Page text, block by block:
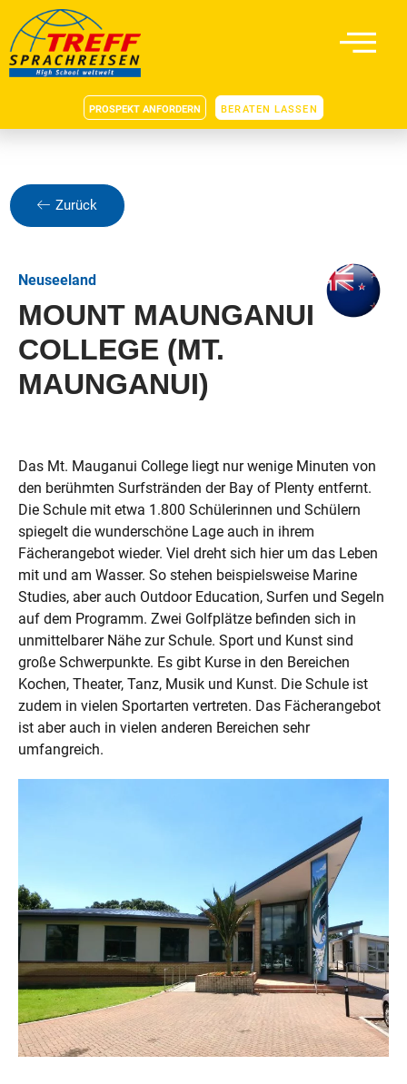
PROSPEKT ANFORDERN BERATEN LASSEN
Zurück
Neuseeland
MOUNT MAUNGANUI
COLLEGE (MT.
MAUNGANUI)
Das Mt. Mauganui College liegt nur wenige Minuten von
den berühmten Surfstränden der Bay of Plenty entfernt.
Die Schule mit etwa 1.800 Schülerinnen und Schülern
spiegelt die wunderschöne Lage auch in ihrem
Fächerangebot wieder. Viel dreht sich hier um das Leben
mit und am Wasser. So stehen beispielsweise Marine
Studies, aber auch Outdoor Education, Surfen und Segeln
auf dem Programm. Zwei Golfplätze befinden sich in
unmittelbarer Nähe zur Schule. Sport und Kunst sind
große Schwerpunkte. Es gibt Kurse in den Bereichen
Kochen, Theater, Tanz, Musik und Kunst. Die Schule ist
zudem in vielen Sportarten vertreten. Das Fächerangebot
ist aber auch in vielen anderen Bereichen sehr
umfangreich.